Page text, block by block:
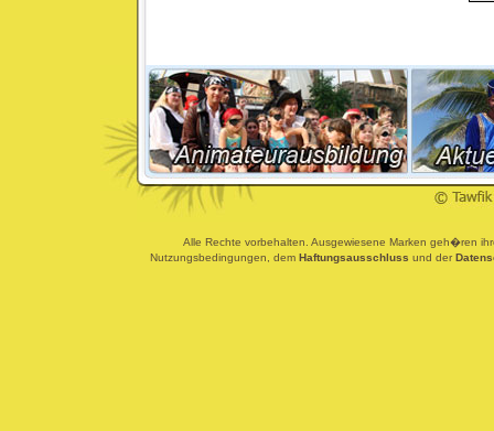
Alle Rechte vorbehalten. Ausgewiesene Marken geh�ren
Nutzungsbedingungen, dem Haftungsausschluss und der